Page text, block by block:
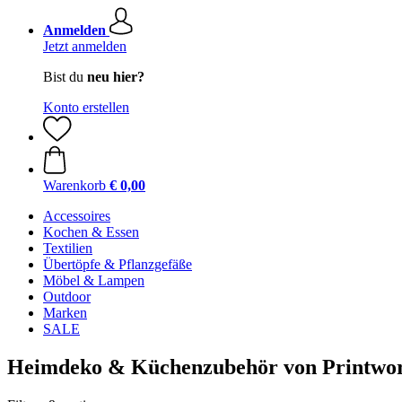
Anmelden
Jetzt anmelden
Bist du neu hier?
Konto erstellen
Warenkorb € 0,00
Accessoires
Kochen & Essen
Textilien
Übertöpfe & Pflanzgefäße
Möbel & Lampen
Outdoor
Marken
SALE
Heimdeko & Küchenzubehör von